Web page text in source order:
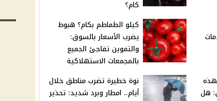
كام؟
كيلو الطماطم بكام؟ هبوط
يضرب الأسعار بالسوق:
والتموين تفاجئ الجميع
بالمجمعات الاستهلاكية
هل
نوة خطيرة تضرب مناطق خلال
أيام.. امطار وبرد شديد: تحذير